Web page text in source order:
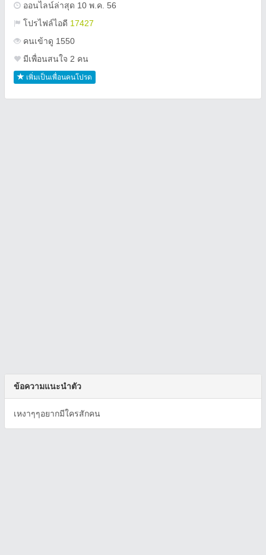
ออนไลน์ล่าสุด 10 พ.ค. 56
โปรไฟล์ไอดี 17427
คนเข้าดู 1550
มีเพื่อนสนใจ 2 คน
เพิ่มเป็นเพื่อนคนโปรด
ข้อความแนะนำตัว
เหงาๆๆอยากมีใครสักคน